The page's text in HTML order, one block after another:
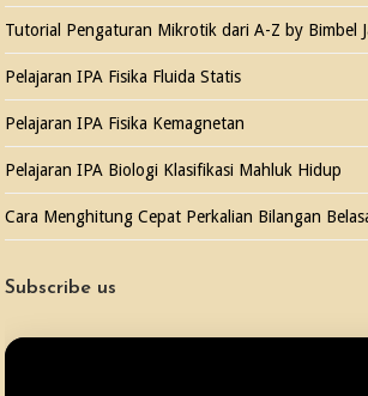
Tutorial Pengaturan Mikrotik dari A-Z by Bimbel
Pelajaran IPA Fisika Fluida Statis
Pelajaran IPA Fisika Kemagnetan
Pelajaran IPA Biologi Klasifikasi Mahluk Hidup
Cara Menghitung Cepat Perkalian Bilangan
Subscribe us